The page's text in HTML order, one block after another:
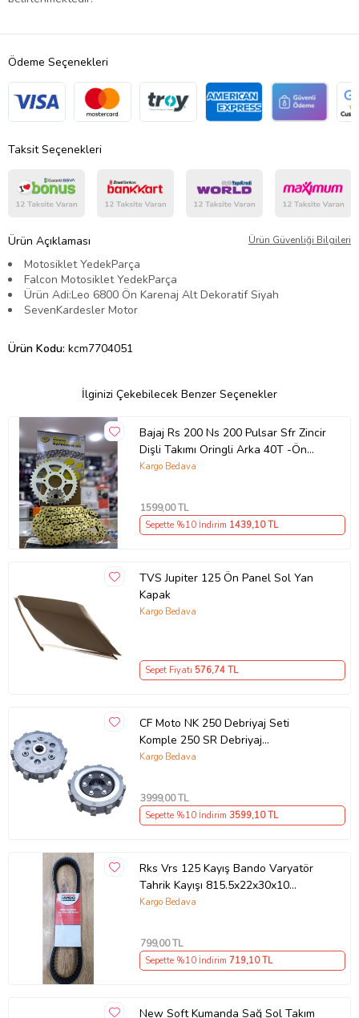
Ödeme Seçenekleri
Taksit Seçenekleri
Ürün Açıklaması Ürün Güvenliği Bilgileri
Motosiklet YedekParça
Falcon Motosiklet YedekParça
Ürün Adi:Leo 6800 Ön Karenaj Alt Dekoratif Siyah
SevenKardesler Motor
Ürün Kodu: kcm7704051
İlginizi Çekebilecek Benzer Seçenekler
Bajaj Rs 200 Ns 200 Pulsar Sfr Zincir
Dişli Takımı Oringli Arka 40T -Ön
14T 108 Bakla Supermto
Kargo Bedava
1599,00 TL
Sepette %10 İndirim 1439,10 TL
TVS Jupiter 125 Ön Panel Sol Yan
Kapak
Kargo Bedava
Sepet Fiyatı 576,74 TL
CF Moto NK 250 Debriyaj Seti
Komple 250 SR Debriyaj
Balata+Göbek Set 7Li Hepsi
Kargo Bedava
3999,00 TL
Sepette %10 İndirim 3599,10 TL
Rks Vrs 125 Kayış Bando Varyatör
Tahrik Kayışı 815.5x22x30x10
Supermoto
Kargo Bedava
799,00 TL
Sepette %10 İndirim 719,10 TL
New Soft Kumanda Sağ Sol Takım